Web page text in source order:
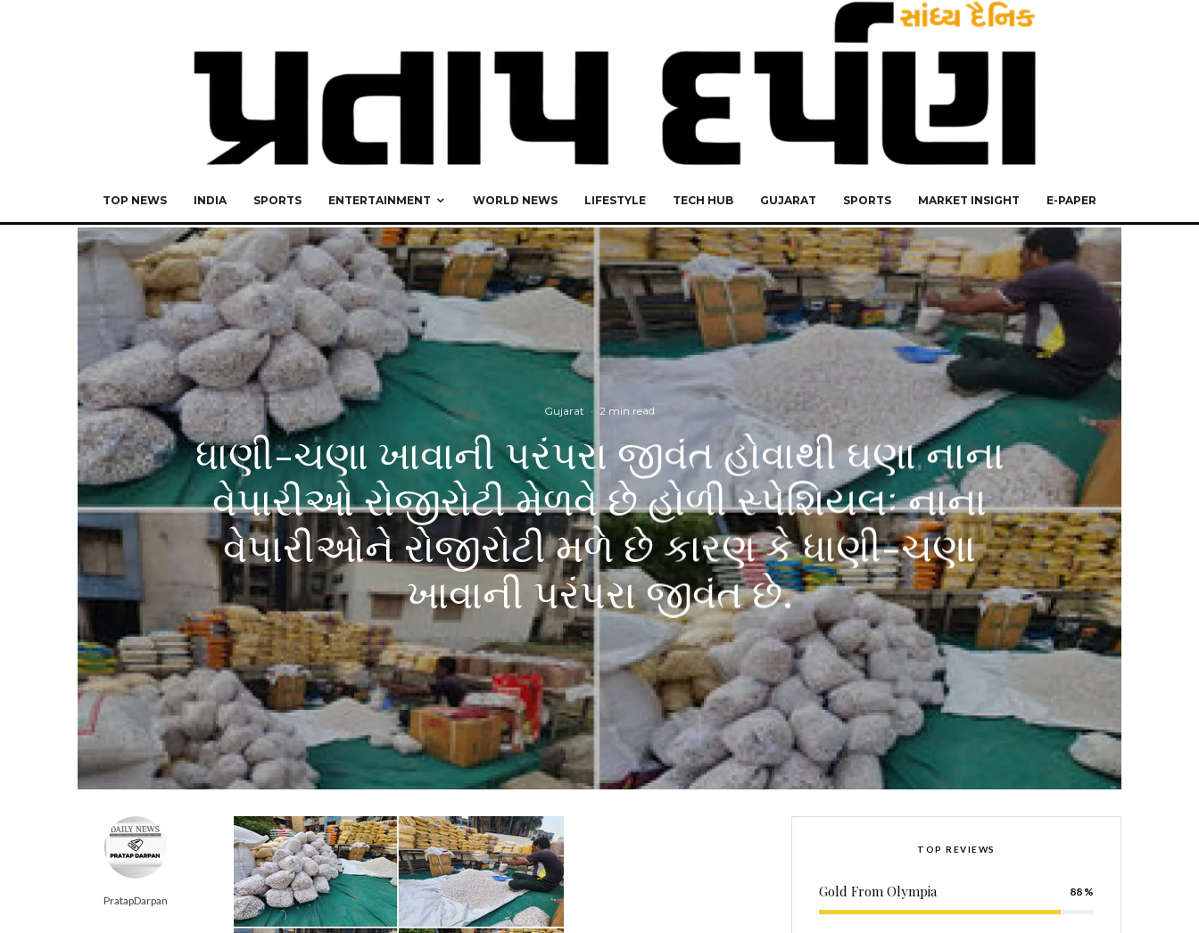
TOP NEWS INDIA SPORTS ENTERTAINMENT WORLD NEWS LIFESTYLE TECH HUB GUJARAT SPORTS MARKET INSIGHT E-PAPER
Gujarat · 2 min read
ધાણી-ચણા ખાવાની પરંપરા જીવંત હોવાથી ઘણા નાના
વેપારીઓ રોજીરોટી મેળવે છે હોળી સ્પેશિયલઃ નાના
વેપારીઓને રોજીરોટી મળે છે કારણ કે ધાણી-ચણા
ખાવાની પરંપરા જીવંત છે.
PratapDarpan
TOP REVIEWS
Gold From Olympia 88